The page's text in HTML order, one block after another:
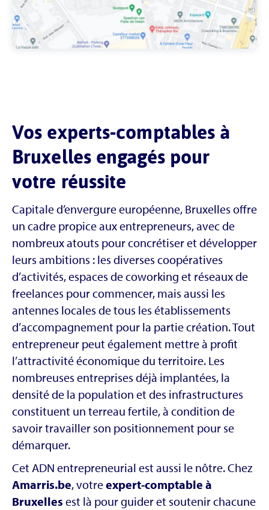
Vos experts-comptables à
Bruxelles engagés pour
votre réussite
Capitale d’envergure européenne, Bruxelles offre
un cadre propice aux entrepreneurs, avec de
nombreux atouts pour concrétiser et développer
leurs ambitions : les diverses coopératives
d’activités, espaces de coworking et réseaux de
freelances pour commencer, mais aussi les
antennes locales de tous les établissements
d’accompagnement pour la partie création. Tout
entrepreneur peut également mettre à profit
l’attractivité économique du territoire. Les
nombreuses entreprises déjà implantées, la
densité de la population et des infrastructures
constituent un terreau fertile, à condition de
savoir travailler son positionnement pour se
démarquer.
Cet ADN entrepreneurial est aussi le nôtre. Chez
Amarris.be, votreexpert-comptable à
Bruxelles est là pour guider et soutenir chacune